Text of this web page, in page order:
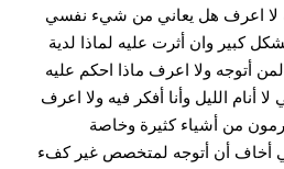
لا اعرف هل يعاني من شيء نفسي
كبير وان أثرت عليه لماذا لدية
أتوجه ولا اعرف ماذا احكم عليه
أنام الليل وأنا أفكر فيه ولا اعرف
من أشياء كثيرة وخاصة
أخاف أن أتوجه لمتخصص غير كفء